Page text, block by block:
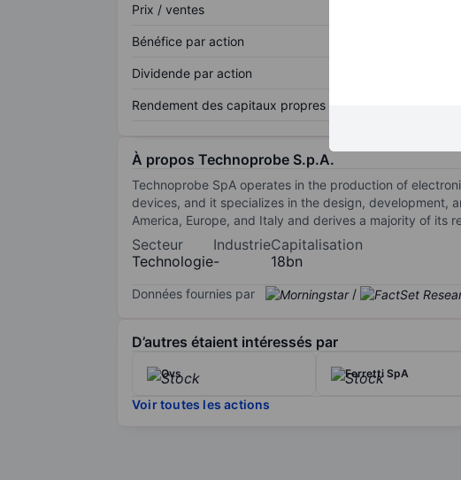
Prix / ventes
Bénéfice par action
Dividende par action
Rendement des capitaux propres
À propos Technoprobe S.p.A.
Technoprobe SpA operates in the production of
devices, and it specializes in the design, development,
America, Europe, and Italy and derives a majority of its
Secteur
Technologie
Industrie
-
Capitalisation
18bn
Données fournies par /
D’autres étaient intéressés par
Ovs Ferretti SpA
Voir toutes les actions